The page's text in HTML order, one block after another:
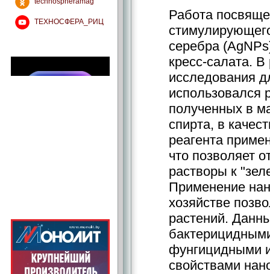
ТЕХНОСФЕРА_РИЦ
Работа
серебра
кресс-салата.
исследования
использовался
полученных в
спирта, в
реагента
что позволяет
растворы к
Применение
хозяйстве
растений.
фунгицидными
свойствами